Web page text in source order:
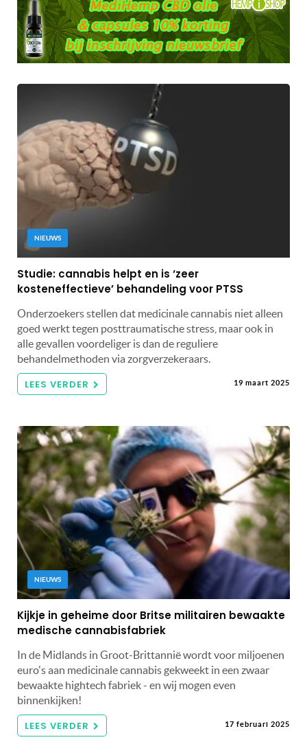
NIEUWS
Studie: cannabis helpt en is ‘zeer
kosteneffectieve’ behandeling voor PTSS
Onderzoekers stellen dat medicinale cannabis niet alleen
goed werkt tegen posttraumatische stress, maar ook in
alle gevallen voordeliger is dan de reguliere
behandelmethoden via zorgverzekeraars.
LEES VERDER 19 maart 2025
NIEUWS
Kijkje in geheime door Britse militairen bewaakte
medische cannabisfabriek
In de Midlands in Groot-Brittannië wordt voor miljoenen
euro's aan medicinale cannabis gekweekt in een zwaar
bewaakte hightech fabriek - en wij mogen even
binnenkijken!
LEES VERDER 17 februari 2025